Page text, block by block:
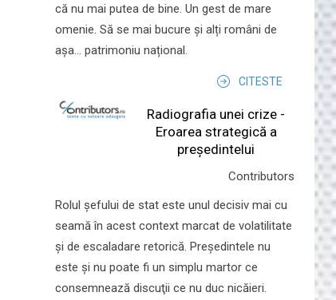
că nu mai putea de bine. Un gest de mare
omenie. Să se mai bucure și alți români de
așa... patrimoniu național.
CITESTE
Radiografia unei crize -
Eroarea strategică a
președintelui
Contributors
Rolul şefului de stat este unul decisiv mai cu
seamă în acest context marcat de volatilitate
şi de escaladare retorică. Preşedintele nu
este şi nu poate fi un simplu martor ce
consemnează discuţii ce nu duc nicăieri.